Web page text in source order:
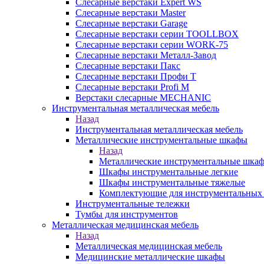
Слесарные верстаки Expert WS
Слесарные верстаки Master
Слесарные верстаки Garage
Слесарные верстаки серии TOOLLBOX
Слесарные верстаки серии WORK-75
Слесарные верстаки Металл-Завод
Слесарные верстаки Пакс
Слесарные верстаки Профи Т
Слесарные верстаки Profi M
Верстаки слесарные MECHANIC
Инструментальная металлическая мебель
Назад
Инструментальная металлическая мебель
Металлические инструментальные шкафы
Назад
Металлические инструментальные
Шкафы инструментальные легкие
Шкафы инструментальные тяжелые
Комплектующие для
Инструментальные тележки
Тумбы для инструментов
Металлическая медицинская мебель
Назад
Металлическая медицинская мебель
Медицинские металлические шкафы